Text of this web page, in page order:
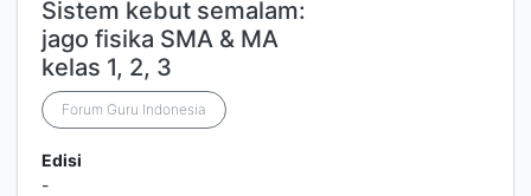
Sistem kebut semalam:
jago fisika SMA & MA
kelas 1, 2, 3
Forum Guru Indonesia
Edisi
-